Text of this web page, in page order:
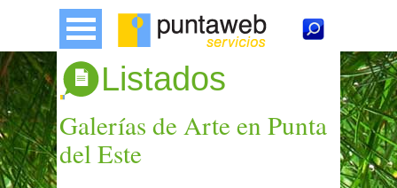
Listados
Galerías de Arte en Punta
del Este